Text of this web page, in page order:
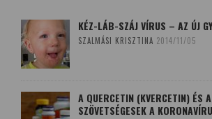
KÉZ-LÁB-SZÁJ VÍRUS – AZ ÚJ
SZALMÁSI KRISZTINA 2014/11/05
A QUERCETIN (KVERCETIN) ÉS
SZÖVETSÉGESEK A